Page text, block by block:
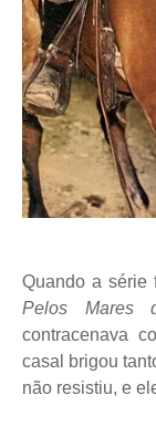
Quando a série
Pelos Mares
contracenava
casal brigou
não resistiu, e